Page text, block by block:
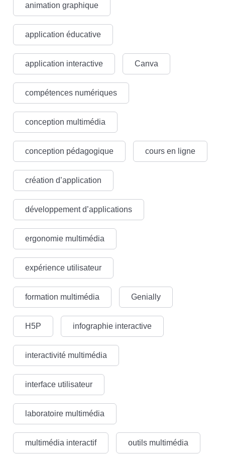
animation graphique
application éducative
application interactive Canva
compétences numériques
conception multimédia
conception pédagogique cours en ligne
création d’application
développement d’applications
ergonomie multimédia
expérience utilisateur
formation multimédia Genially
H5P infographie interactive
interactivité multimédia
interface utilisateur
laboratoire multimédia
multimédia interactif outils multimédia